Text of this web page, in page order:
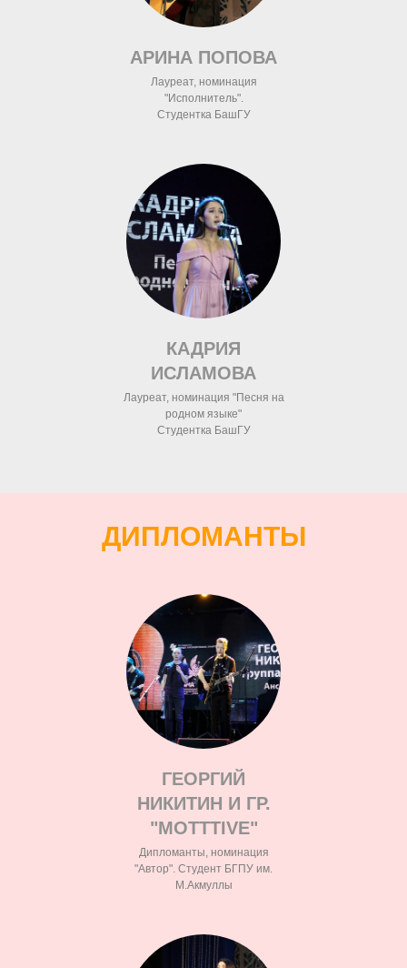
АРИНА ПОПОВА
Лауреат, номинация
"Исполнитель".
Студентка БашГУ
КАДРИЯ
ИСЛАМОВА
Лауреат, номинация "Песня на
родном языке"
Студентка БашГУ
ДИПЛОМАНТЫ
ГЕОРГИЙ
НИКИТИН И ГР.
"MOTTTIVE"
Дипломанты, номинация
"Автор". Студент БГПУ им.
М.Акмуллы